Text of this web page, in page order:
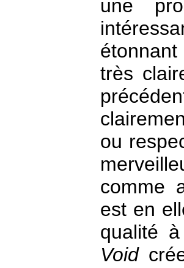
une
très
ou
comme
est en
qualité
Void